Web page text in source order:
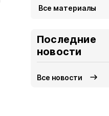
Все материалы
Последние
новости
Все новости